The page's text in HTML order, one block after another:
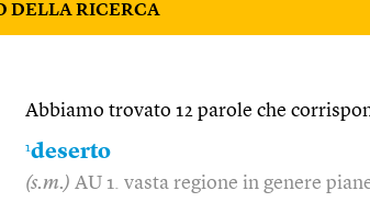
DELLA RICERCA
Abbiamo trovato 12 parole che
1deserto
(s.m.) AU 1. vasta regione in genere